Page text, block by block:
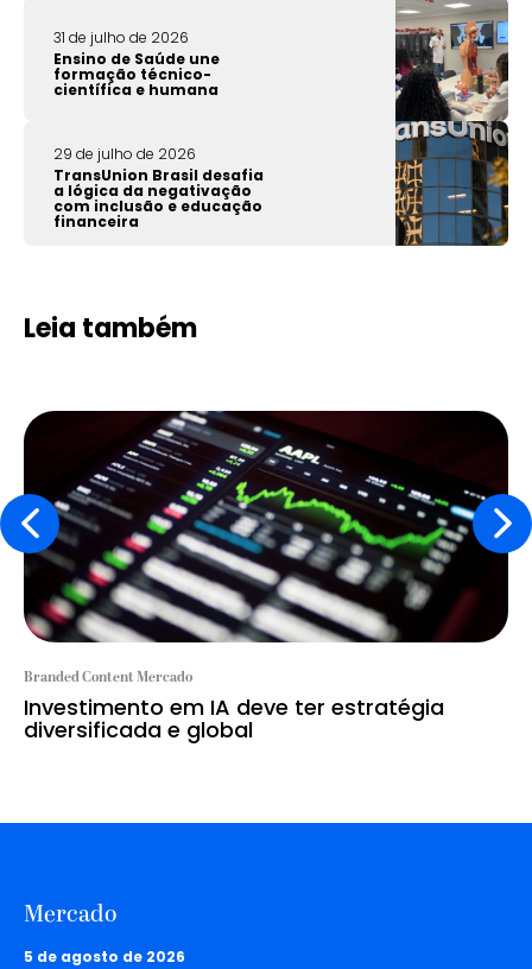
31 de julho de 2026
Ensino de Saúde une
formação técnico-
científica e humana
29 de julho de 2026
TransUnion Brasil desafia
a lógica da negativação
com inclusão e educação
financeira
Leia também
Branded Content Mercado
Investimento em IA deve ter estratégia
diversificada e global
Mercado
5 de agosto de 2026